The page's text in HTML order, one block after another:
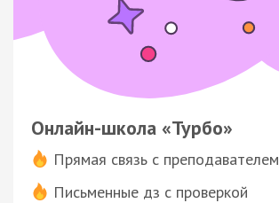
Онлайн-школа «Турбо»
Прямая связь с преподавателем
Письменные дз с проверкой